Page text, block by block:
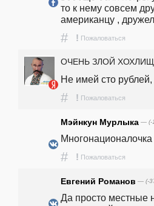
то к нему совсем
американцу ,
# ! Пожаловаться
ОЧЕНЬ ЗЛОЙ
Не имей сто рублей,
# ! Пожаловаться
Мэйнкун Мурлыка — (-
# ! Пожаловаться
Евгений Романов — (-
Да просто местные